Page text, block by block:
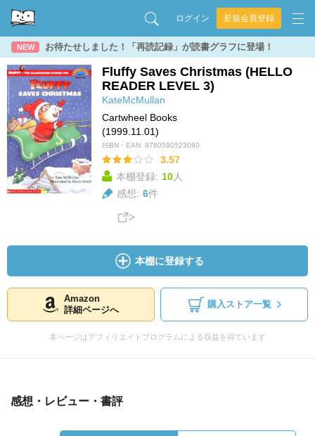
ログイン 新規会員登録
NEW お待たせしました！「再読記録」が読書グラフに登場！
Fluffy Saves Christmas (HELLO
READER LEVEL 3)
KateMcMullan
Cartwheel Books
(1999.11.01)
ISBN・EAN: 9780590523080
3.57
本棚登録: 10人
感想: 6件
本棚に登録する
Amazon
詳細ページへ
購入ストア一覧
本ページはアフィリエイトプログラムによる収益を得ています
感想・レビュー・書評